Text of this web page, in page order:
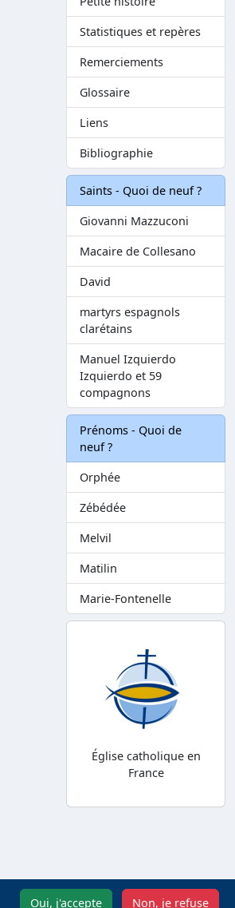
Statistiques et repères
Remerciements
Glossaire
Liens
Bibliographie
Saints - Quoi de neuf ?
Giovanni Mazzuconi
Macaire de Collesano
David
martyrs espagnols
clarétains
Manuel Izquierdo
Izquierdo et 59
compagnons
Prénoms - Quoi de
neuf ?
Orphée
Zébédée
Melvil
Matilin
Marie-Fontenelle
Église catholique en
France
Oui, j'accepte Non, je refuse